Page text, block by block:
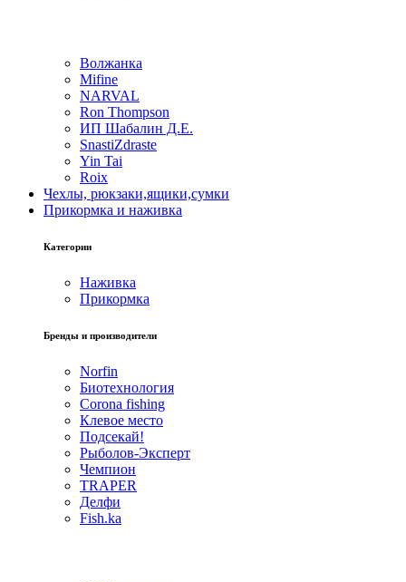
Волжанка
Mifine
NARVAL
Ron Thompson
ИП Шабалин Д.Е.
SnastiZdraste
Yin Tai
Roix
Чехлы, рюкзаки,ящики,сумки
Прикормка и наживка
Категории
Наживка
Прикормка
Бренды и производители
Norfin
Биотехнология
Corona fishing
Клевое место
Подсекай!
Рыболов-Эксперт
Чемпион
TRAPER
Делфи
Fish.ka